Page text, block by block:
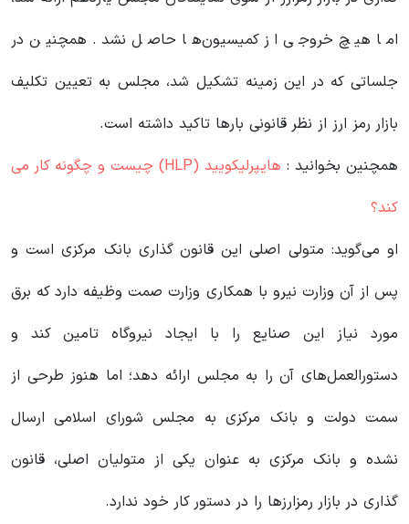
اما هیچ خروجی از کمیسیون‌ها حاصل نشد. همچنین در
جلساتی که در این زمینه تشکیل شد، مجلس به تعیین تکلیف
بازار رمز ارز از نظر قانونی بار‌ها تاکید داشته است.
همچنین بخوانید :
هایپرلیکویید (HLP) چیست و چگونه کار می
کند؟
او می‌گوید: متولی اصلی این قانون گذاری بانک مرکزی است و
پس از آن وزارت نیرو با همکاری وزارت صمت وظیفه دارد که برق
مورد نیاز این صنایع را با ایجاد نیروگاه تامین کند و
دستورالعمل‌های آن را به مجلس ارائه دهد؛ اما هنوز طرحی از
سمت دولت و بانک مرکزی به مجلس شورای اسلامی ارسال
نشده و بانک مرکزی به عنوان یکی از متولیان اصلی، قانون
گذاری در بازار رمزارزها را در دستور کار خود ندارد.